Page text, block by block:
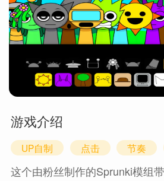
游戏介绍
UP自制 点击 节奏
这个由粉丝制作的Sprunki模组